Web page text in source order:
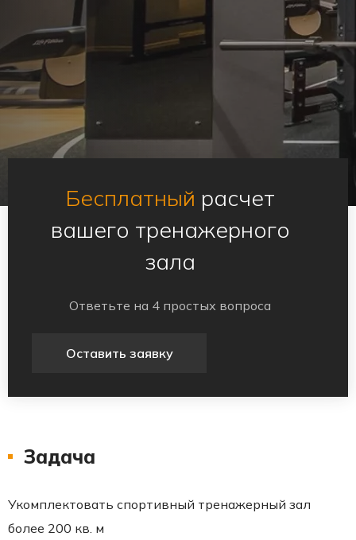
Бесплатный расчет
вашего тренажерного
зала
Ответьте на 4 простых вопроса
Оставить заявку
Задача
Укомплектовать спортивный тренажерный зал
более 200 кв. м